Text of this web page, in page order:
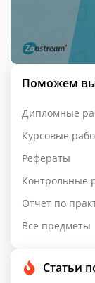
Поможем
Дипломные
Курсовые
Рефераты
Контрольные
Отчет по
Все предметы
Статьи